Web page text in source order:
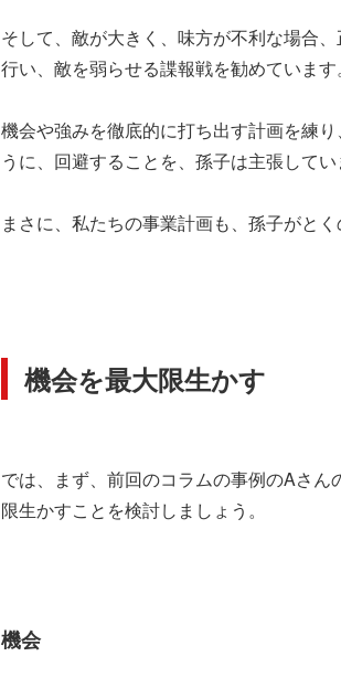
そして、敵が大きく、味方が不利な場合
行い、敵を弱らせる諜報戦を勧めています。
機会や強みを徹底的に打ち出す計画を練
うに、回避することを、孫子は主張してい
まさに、私たちの事業計画も、孫子がとく
機会を最大限生かす
では、まず、前回のコラムの事例のAさ
限生かすことを検討しましょう。
機会